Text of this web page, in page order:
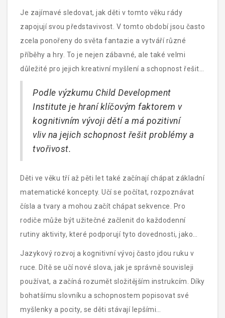
také schopnost plánování a předvídání, což je pro ně
velmi užitečné třeba při hře s ostatními dětmi.
Je zajímavé sledovat, jak děti v tomto věku rády
zapojují svou představivost. V tomto období jsou často
zcela ponořeny do světa fantazie a vytváří různé
příběhy a hry. To je nejen zábavné, ale také velmi
důležité pro jejich kreativní myšlení a schopnost řešit
problémy. Hraní rolí a imaginární hry jim pomáhají
pochopit různé sociální role a situace.
Podle výzkumu Child Development
Institute je hraní klíčovým faktorem v
kognitivním vývoji dětí a má pozitivní
vliv na jejich schopnost řešit problémy a
tvořivost.
Děti ve věku tří až pěti let také začínají chápat základní
matematické koncepty. Učí se počítat, rozpoznávat
čísla a tvary a mohou začít chápat sekvence. Pro
rodiče může být užitečné začlenit do každodenní
rutiny aktivity, které podporují tyto dovednosti, jako
například hraní s kostkami nebo počítání předmětů při
procházkách.
Jazykový rozvoj a kognitivní vývoj často jdou ruku v
ruce. Dítě se učí nové slova, jak je správně souvisleji
používat, a začíná rozumět složitějším instrukcím. Díky
bohatšímu slovníku a schopnostem popisovat své
myšlenky a pocity, se děti stávají lepšími